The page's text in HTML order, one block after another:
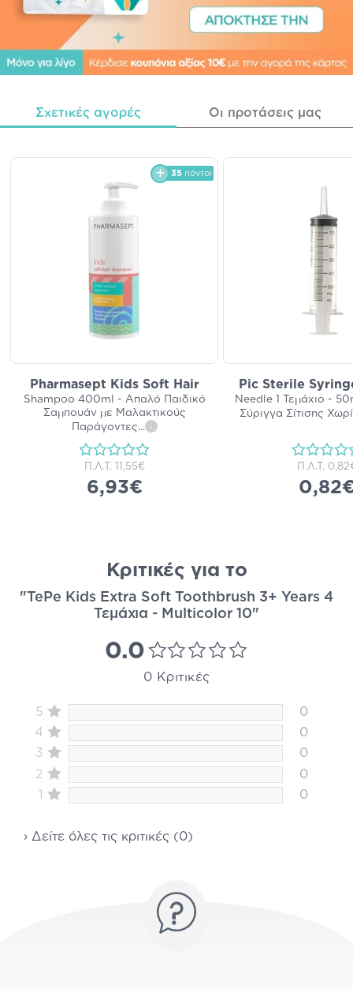
Σχετικές αγορές Οι προτάσεις μας
35 πόντοι
Pharmasept Kids Soft Hair
Shampoo 400ml - Απαλό Παιδικό
Σαμπουάν με Μαλακτικούς
Παράγοντες... i
Π.Λ.Τ. 11,55€
6,93€
Pic Sterile
Needle 1 Τεμάχιο -
Σύριγγα Σίτισης
Π.Λ.Τ.
Κριτικές για το
"TePe Kids Extra Soft Toothbrush 3+ Years 4
Τεμάχια - Multicolor 10"
0.0
0 Κριτικές
5
0
4
0
3
0
2
0
1
0
› Δείτε όλες τις κριτικές (0)